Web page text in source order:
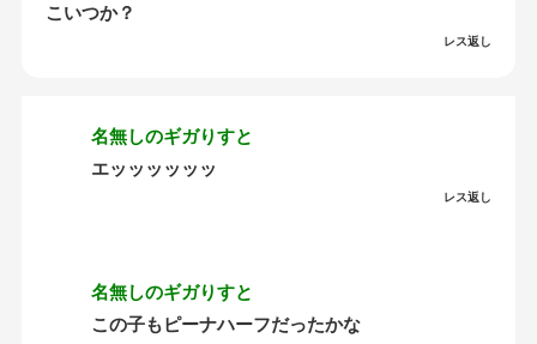
こいつか？
レス返し
名無しのギガりすと
エッッッッッッ
レス返し
名無しのギガりすと
この子もピーナハーフだったかな